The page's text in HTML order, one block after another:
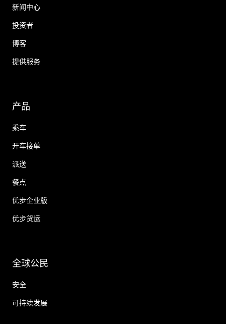
新闻中心
投资者
博客
提供服务
产品
乘车
开车接单
派送
餐点
优步企业版
优步货运
全球公民
安全
可持续发展